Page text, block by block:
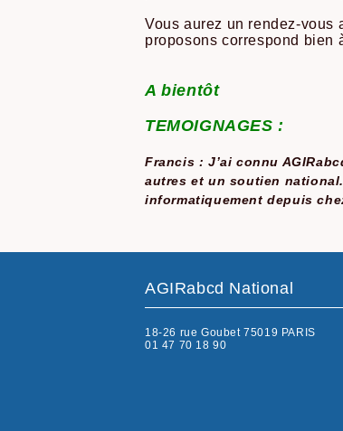
Vous aurez un rendez-vous
proposons correspond bien
A bientôt
TEMOIGNAGES :
Francis : J’ai connu
autres et un soutien
informatiquement depuis
AGIRabcd National
18-26 rue Goubet 75019 PARIS
01 47 70 18 90